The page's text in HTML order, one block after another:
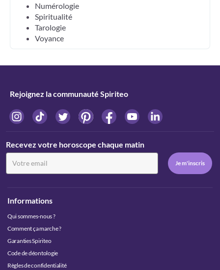
Numérologie
Spiritualité
Tarologie
Voyance
Rejoignez la communauté Spiriteo
Recevez votre horoscope chaque matin
Informations
Qui sommes-nous ?
Comment ça marche ?
Garanties Spiriteo
Code de déontologie
Règles de confidentialité